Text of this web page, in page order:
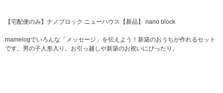
【宅配便のみ】ナノブロック ニューハウス【新品】 nano block
mamelogでいろんな「メッセージ」を伝えよう！新築のおうちが作れるセット
です。男の子人形入り。お引っ越しや新築のお祝いにぴったり。